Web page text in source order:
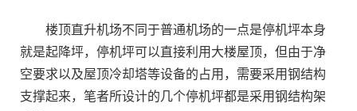
楼顶直升机场不同于普通机场的一点是停机坪本身
就是起降坪，停机坪可以直接利用大楼屋顶，但由于净
空要求以及屋顶冷却塔等设备的占用，需要采用钢结构
支撑起来，笔者所设计的几个停机坪都是采用钢结构架